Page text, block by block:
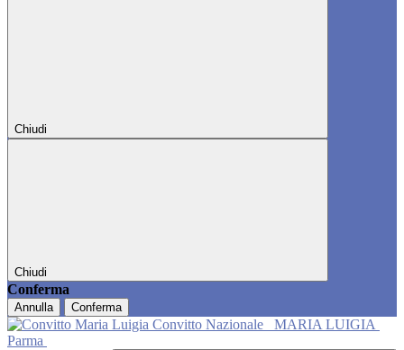
Chiudi
Chiudi
Conferma
Annulla Conferma
Convitto Nazionale
MARIA LUIGIA
Parma